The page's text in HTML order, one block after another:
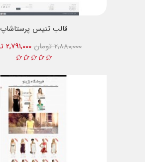
قالب تنیس پرستاشاپ
2,791,000 تومان
2,880,000 تومان